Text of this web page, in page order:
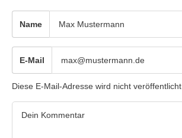
Name
E-Mail
Diese E-Mail-Adresse wird nicht veröffentlicht